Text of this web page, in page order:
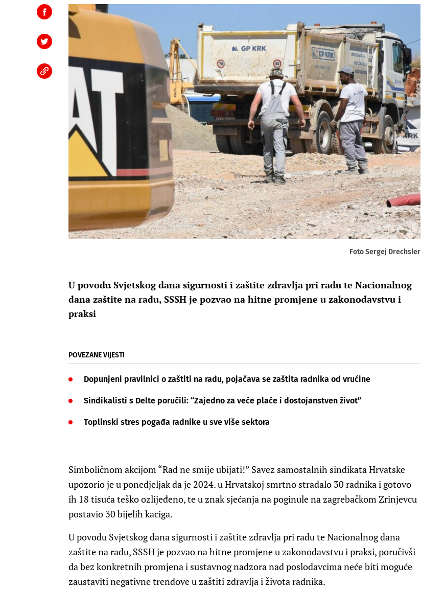
Foto Sergej Drechsler
U povodu Svjetskog dana sigurnosti i zaštite zdravlja pri radu te Nacionalnog
dana zaštite na radu, SSSH je pozvao na hitne promjene u zakonodavstvu i
praksi
POVEZANE VIJESTI
Dopunjeni pravilnici o zaštiti na radu, pojačava se zaštita radnika od vrućine
Sindikalisti s Delte poručili: “Zajedno za veće plaće i dostojanstven život”
Toplinski stres pogađa radnike u sve više sektora
Simboličnom akcijom “Rad ne smije ubijati!” Savez samostalnih sindikata Hrvatske
upozorio je u ponedjeljak da je 2024. u Hrvatskoj smrtno stradalo 30 radnika i gotovo
ih 18 tisuća teško ozlijeđeno, te u znak sjećanja na poginule na zagrebačkom Zrinjevcu
postavio 30 bijelih kaciga.
U povodu Svjetskog dana sigurnosti i zaštite zdravlja pri radu te Nacionalnog dana
zaštite na radu, SSSH je pozvao na hitne promjene u zakonodavstvu i praksi, poručivši
da bez konkretnih promjena i sustavnog nadzora nad poslodavcima neće biti moguće
zaustaviti negativne trendove u zaštiti zdravlja i života radnika.